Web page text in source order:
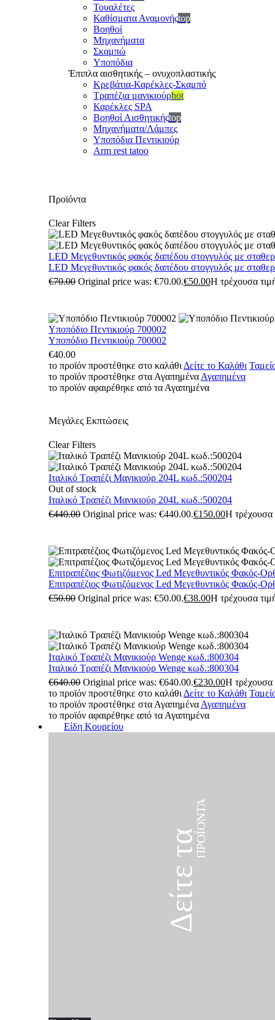
Τουαλέτες
Καθίσματα Αναμονήςtop
Βοηθοί
Μηχανήματα
Σκαμπώ
Υποπόδια
Έπιπλα αισθητικής – ονυχοπλαστικής
Κρεβάτια-Καρέκλες-Σκαμπό
Τραπέζια μανικιούρhot
Καρέκλες SPA
Βοηθοί Αισθητικήςtop
Μηχανήματα/Λάμπες
Υποπόδια Πεντικιούρ
Arm rest tatoo
Προϊόντα
Clear Filters
LED Μεγεθυντικός φακός δαπέδου στογγυλός με
LED Μεγεθυντικός φακός δαπέδου στογγυλός με
€70.00 Original price was: €70.00.€50.00Η τρέχουσα
Υποπόδιο Πεντικιούρ 700002
Υποπόδιο Πεντικιούρ 700002
€40.00
το προϊόν προστέθηκε στο καλάθι Δείτε το Καλάθι
το προϊόν προστέθηκε στα Αγαπημένα Αγαπημένα
το προϊόν αφαιρέθηκε από τα Αγαπημένα
Μεγάλες Εκπτώσεις
Clear Filters
Ιταλικό Τραπέζι Μανικιούρ 204L κωδ.:500204
Out of stock
Ιταλικό Τραπέζι Μανικιούρ 204L κωδ.:500204
€440.00 Original price was: €440.00.€150.00Η τρέχουσα
Επιτραπέζιος Φωτιζόμενος Led Μεγεθυντικός Φακός-
Επιτραπέζιος Φωτιζόμενος Led Μεγεθυντικός Φακός-
€50.00 Original price was: €50.00.€38.00Η τρέχουσα
Ιταλικό Τραπέζι Μανικιούρ Wenge κωδ.:800304
Ιταλικό Τραπέζι Μανικιούρ Wenge κωδ.:800304
€640.00 Original price was: €640.00.€230.00Η τρέχουσα
το προϊόν προστέθηκε στο καλάθι Δείτε το Καλάθι
το προϊόν προστέθηκε στα Αγαπημένα Αγαπημένα
το προϊόν αφαιρέθηκε από τα Αγαπημένα
Είδη Κουρείου
Δείτε ταΠΡΟΪΌΝΤΑ